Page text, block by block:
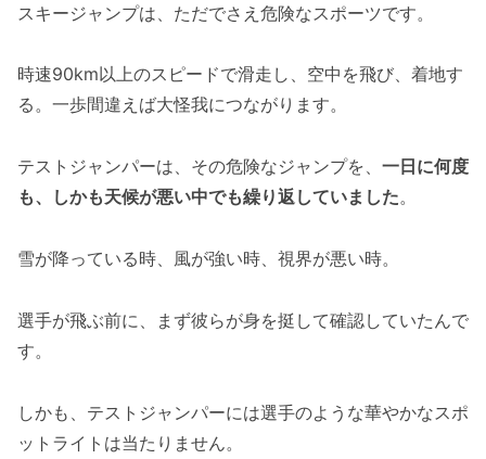
スキージャンプは、ただでさえ危険なスポーツです。
時速90km以上のスピードで滑走し、空中を飛び、着地す
る。一歩間違えば大怪我につながります。
テストジャンパーは、その危険なジャンプを、 一日に何度
も、しかも天候が悪い中でも繰り返していました。
雪が降っている時、風が強い時、視界が悪い時。
選手が飛ぶ前に、まず彼らが身を挺して確認していたんで
す。
しかも、テストジャンパーには選手のような華やかなスポ
ットライトは当たりません。